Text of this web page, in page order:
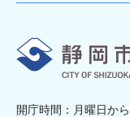
開庁時間：月曜日か